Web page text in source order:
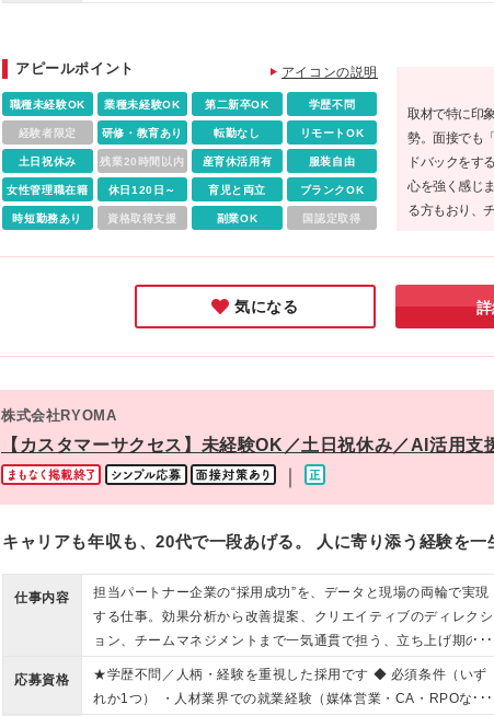
アピールポイント アイコンの説明
職種未経験OK 業種未経験OK 第二新卒OK 学歴不問
経験者限定 研修・教育あり 転勤なし リモートOK
土日祝休み 残業20時間以内 産育休活用有 服装自由
女性管理職在籍 休日120日～ 育児と両立 ブランクOK
時短勤務あり 資格取得支援 副業OK 国認定取得
取材で特に印
勢。面接でも
ドバックをす
心を強く感じ
る方もおり、
けたい」とい
すめしたい企
気になる
株式会社RYOMA
【カスタマーサクセス】未経験OK／土日祝休み／AI活用支
キャリアも年収も、20代で一段あげる。 人に寄り添う経験を一
仕事内容
担当パートナー企業の“採用成功”を、データと現場の両輪で実現
する仕事。効果分析から改善提案、クリエイティブのディレクシ
ョン、チームマネジメントまで一気通貫で担う、立ち上げ期の中
核ポジションです。
応募資格
★学歴不問／人柄・経験を重視した採用です ◆ 必須条件（いず
れか1つ） ・人材業界での就業経験（媒体営業・CA・RPOな